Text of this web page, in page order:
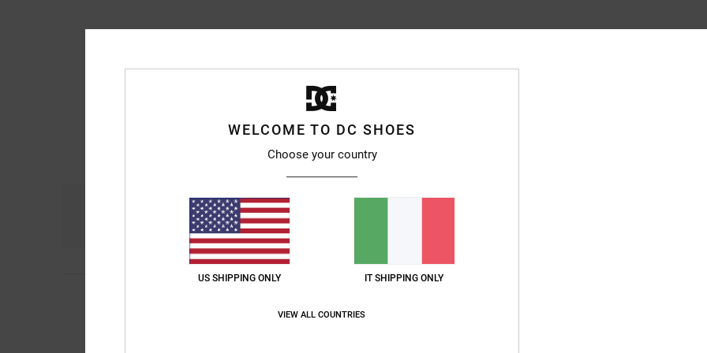
Comfort
4.7
WELCOME TO DC SHOES
Choose your country
US SHIPPING ONLY IT SHIPPING ONLY
VIEW ALL COUNTRIES